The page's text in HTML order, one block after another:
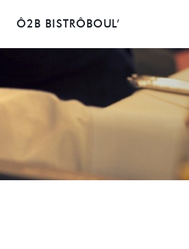
Ô2B BISTRÔBOUL’